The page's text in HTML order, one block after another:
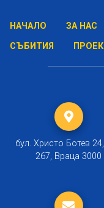
НАЧАЛО ЗА НАС
СЪБИТИЯ
бул. Христо Ботев
267, Враца 3000